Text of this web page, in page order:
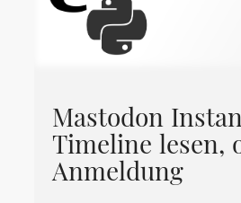
Mastodon
Timeline lesen,
Anmeldung